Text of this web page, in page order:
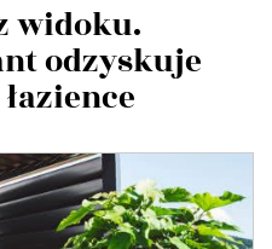
widoku.
odzyskuje